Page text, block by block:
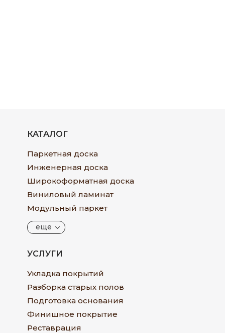
КАТАЛОГ
Паркетная доска
Инженерная доска
Широкоформатная доска
Виниловый ламинат
Модульный паркет
еще
УСЛУГИ
Укладка покрытий
Разборка старых полов
Подготовка основания
Финишное покрытие
Реставрация